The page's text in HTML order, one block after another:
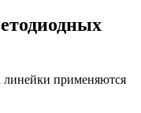
линейки применяются